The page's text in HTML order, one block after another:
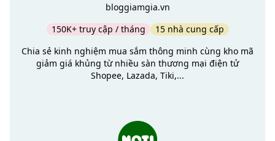
bloggiamgia.vn
150K+ truy cập / tháng
15 nhà cung cấp
Chia sẻ kinh nghiệm mua sắm thông minh cùng kho mã
giảm giá khủng từ nhiều sàn thương mại điện tử
Shopee, Lazada, Tiki,...